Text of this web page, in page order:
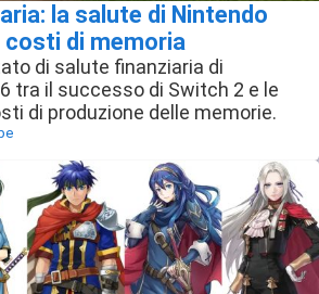
la salute di Nintendo
di memoria
di salute finanziaria di
tra il successo di Switch 2 e le
di produzione delle memorie.